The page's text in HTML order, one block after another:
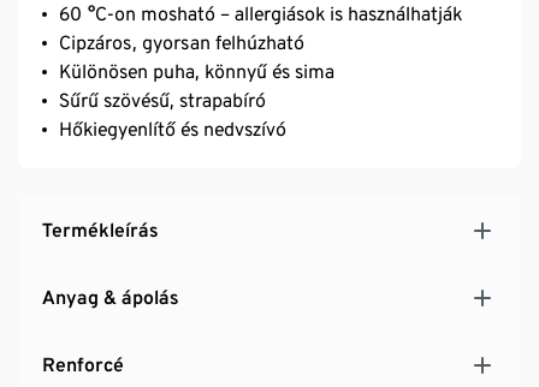
60 °C-on mosható – allergiások is használhatják
Cipzáros, gyorsan felhúzható
Különösen puha, könnyű és sima
Sűrű szövésű, strapabíró
Hőkiegyenlítő és nedvszívó
Termékleírás
Anyag & ápolás
Renforcé